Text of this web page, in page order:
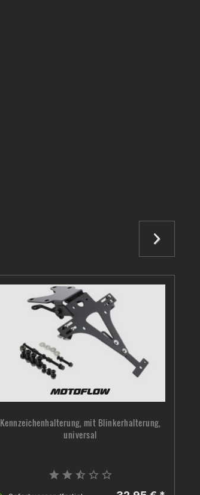
Kennzeichenhalterung, mit Blinkerhalterung,
universal